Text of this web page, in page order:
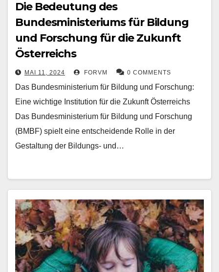
Die Bedeutung des
Bundesministeriums für Bildung
und Forschung für die Zukunft
Österreichs
MAI 11, 2024 FORVM 0 COMMENTS
Das Bundesministerium für Bildung und Forschung:
Eine wichtige Institution für die Zukunft Österreichs
Das Bundesministerium für Bildung und Forschung
(BMBF) spielt eine entscheidende Rolle in der
Gestaltung der Bildungs- und…